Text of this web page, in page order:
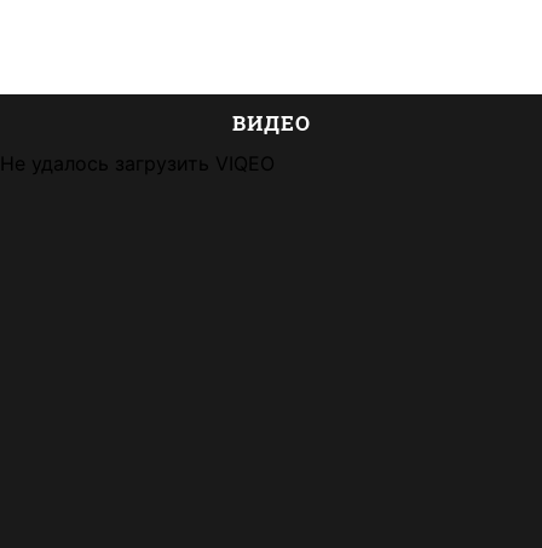
ВИДЕО
Не удалось загрузить VIQEO